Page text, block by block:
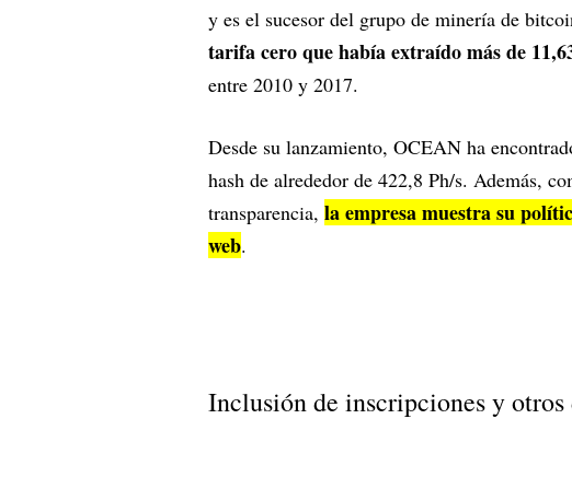
y es el sucesor del grupo de minería de
tarifa cero que había extraído más de
entre 2010 y 2017.
Desde su lanzamiento, OCEAN ha
hash de alrededor de 422,8 Ph/s. Además,
transparencia, la empresa muestra su
web.
Inclusión de inscripciones y